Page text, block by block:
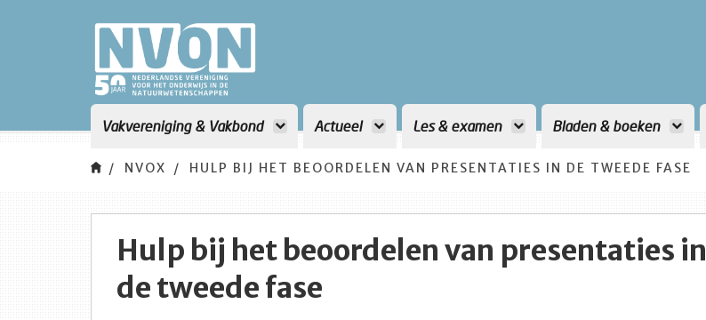
Vakvereniging & Vakbond Actueel Les & examen Bladen & boeken
NVOX HULP BIJ HET BEOORDELEN VAN PRESENTATIES IN DE TWEEDE FASE
Hulp bij het beoordelen van presentaties in
de tweede fase